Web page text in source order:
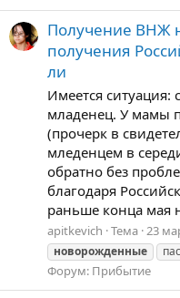
Получение ВНЖ
получения
ли
Имеется
младенец. У мамы
(прочерк в
мледенцем в
обратно без
благодаря
раньше конца мая
apitkevich Тема 23
новорожденные
Форум: Прибытие